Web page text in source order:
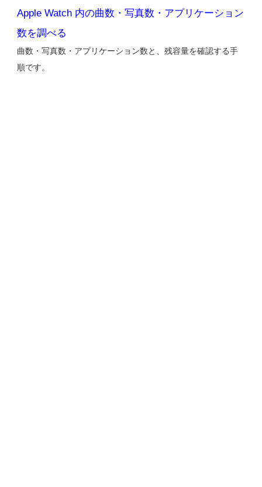
Apple Watch 内の曲数・写真数・アプリケーション
数を調べる
曲数・写真数・アプリケーション数と、残容量を確認する手
順です。